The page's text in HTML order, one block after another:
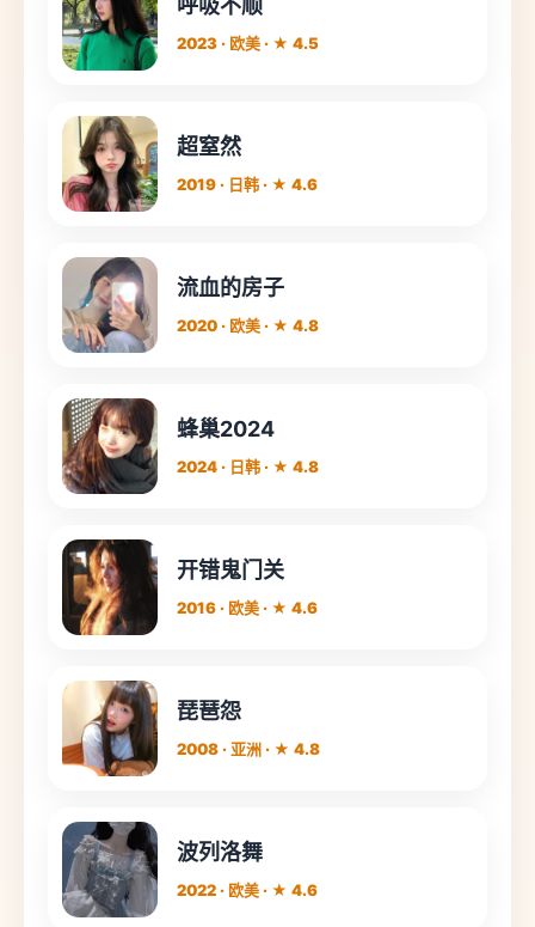
呼吸不顺
2023 · 欧美 · ★ 4.5
超窒然
2019 · 日韩 · ★ 4.6
流血的房子
2020 · 欧美 · ★ 4.8
蜂巢2024
2024 · 日韩 · ★ 4.8
开错鬼门关
2016 · 欧美 · ★ 4.6
琵琶怨
2008 · 亚洲 · ★ 4.8
波列洛舞
2022 · 欧美 · ★ 4.6